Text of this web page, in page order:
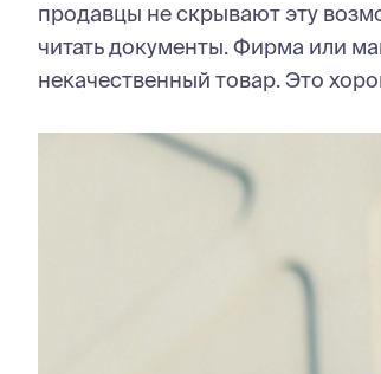
продавцы не скрывают эту
читать документы. Фирма или
некачественный товар. Это